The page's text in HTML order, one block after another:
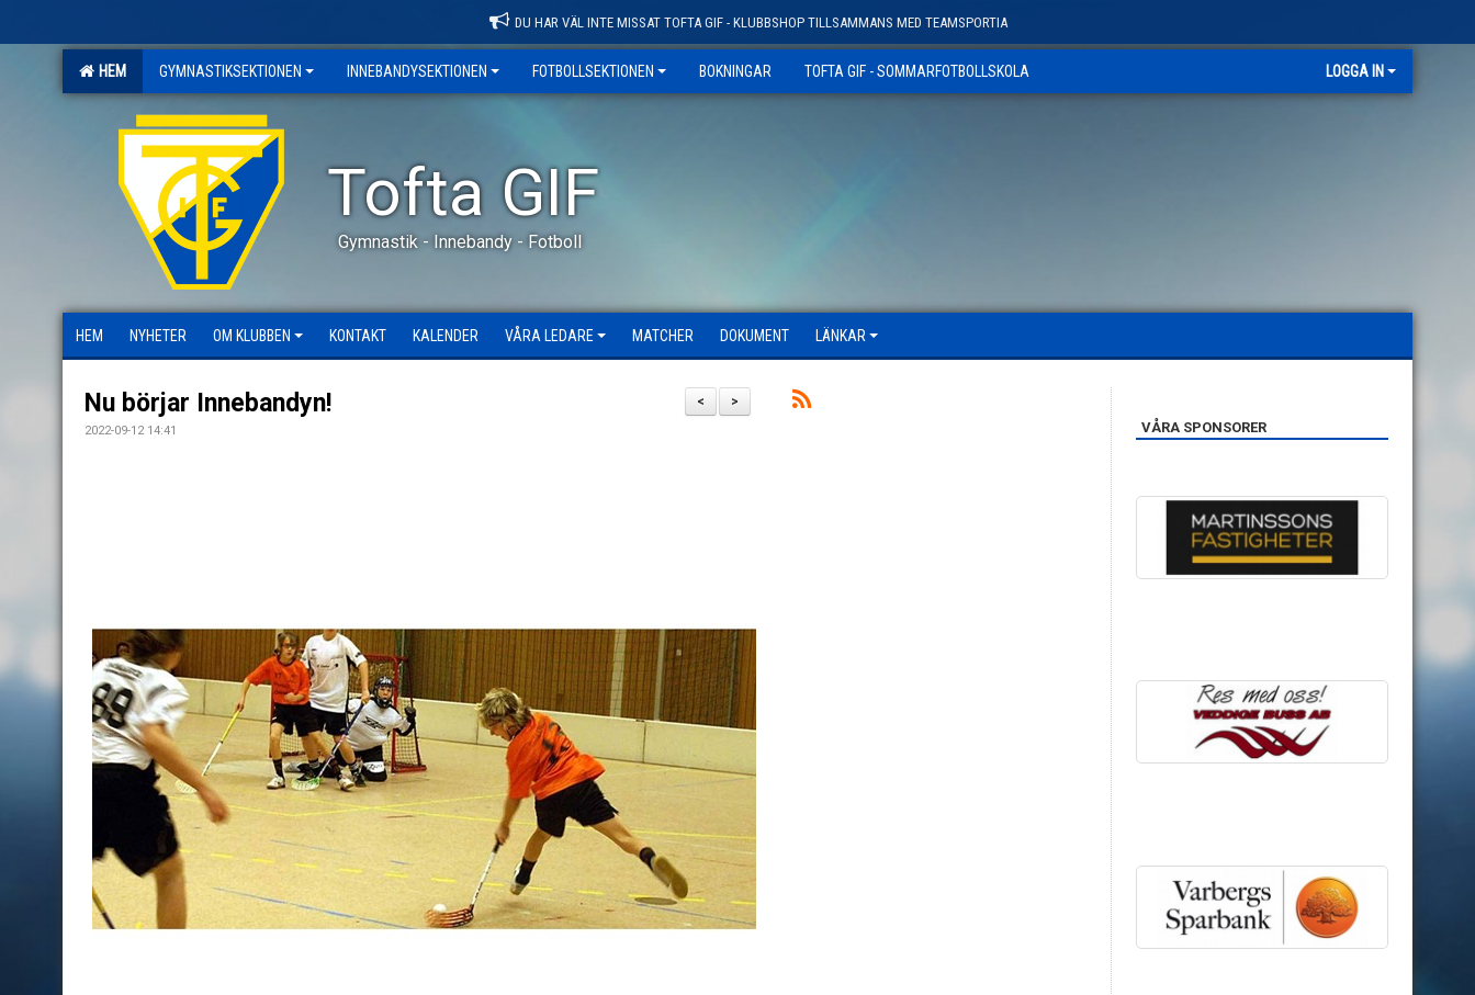
DU HAR VÄL INTE MISSAT TOFTA GIF - KLUBBSHOP TILLSAMMANS MED TEAMSPORTIA
HEM GYMNASTIKSEKTIONEN INNEBANDYSEKTIONEN FOTBOLLSEKTIONEN BOKNINGAR TOFTA GIF - SOMMARFOTBOLLSKOLA LOGGA IN
Tofta GIF
Gymnastik - Innebandy - Fotboll
HEM NYHETER OM KLUBBEN KONTAKT KALENDER VÅRA LEDARE MATCHER DOKUMENT LÄNKAR
>
<
Nu börjar Innebandyn!
2022-09-12 14:41 VÅRA SPONSORER